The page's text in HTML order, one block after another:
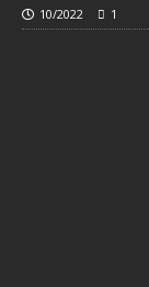
10/2022 1